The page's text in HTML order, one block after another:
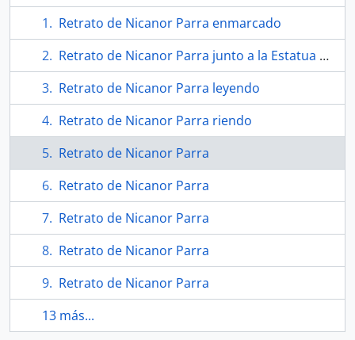
Retrato de Nicanor Parra enmarcado
Retrato de Nicanor Parra junto a la Estatua de la Libertad
Retrato de Nicanor Parra leyendo
Retrato de Nicanor Parra riendo
Retrato de Nicanor Parra
Retrato de Nicanor Parra
Retrato de Nicanor Parra
Retrato de Nicanor Parra
Retrato de Nicanor Parra
13 más...